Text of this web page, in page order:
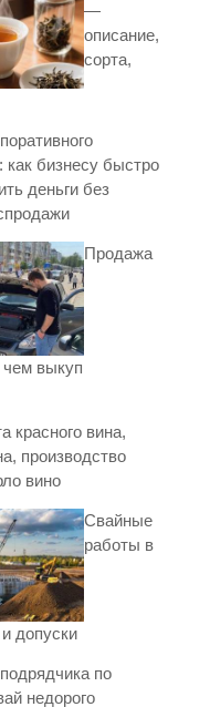
—
описание,
сорта,
как бизнесу быстро
деньги без
Продажа
выкуп
красного вина,
производство
вино
Свайные
работы в
допуски
по
недорого